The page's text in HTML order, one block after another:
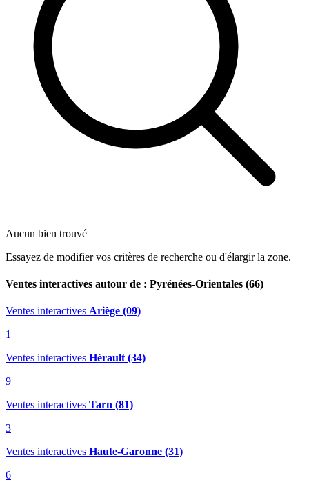
Aucun bien trouvé
Essayez de modifier vos critères de recherche ou d'élargir la zone.
Ventes interactives autour de : Pyrénées-Orientales (66)
Ventes interactives Ariège (09)
1
Ventes interactives Hérault (34)
9
Ventes interactives Tarn (81)
3
Ventes interactives Haute-Garonne (31)
6